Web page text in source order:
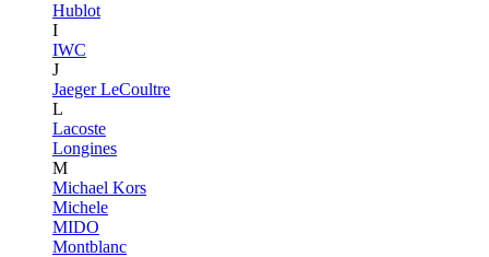
Hublot
I
IWC
J
Jaeger LeCoultre
L
Lacoste
Longines
M
Michael Kors
Michele
MIDO
Montblanc